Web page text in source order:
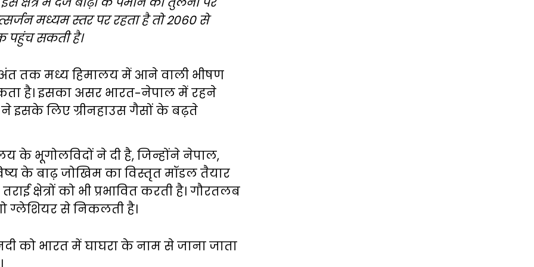
मध्यम स्तर पर रहता है तो 2060 से
पहुंच सकती है।
तक मध्य हिमालय में आने वाली भीषण
है। इसका असर भारत-नेपाल में रहने
ने इसके लिए ग्रीनहाउस गैसों के बढ़ते
के भूगोलविदों ने दी है, जिन्होंने नेपाल,
के बाढ़ जोखिम का विस्तृत मॉडल तैयार
क्षेत्रों को भी प्रभावित करती है। गौरतलब
ग्लेशियर से निकलती है।
को भारत में घाघरा के नाम से जाना जाता